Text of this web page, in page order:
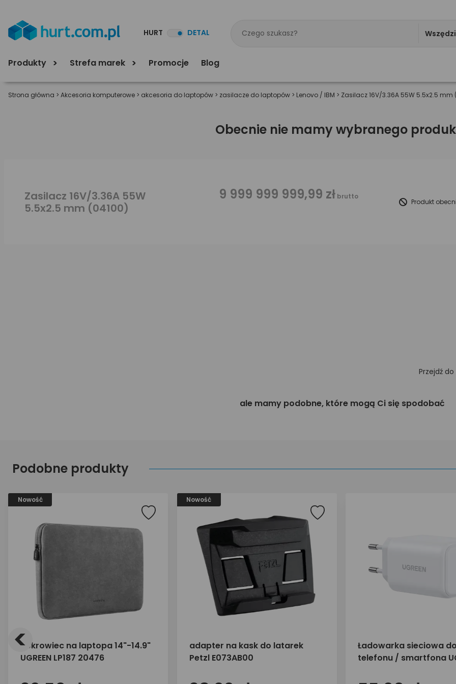
HURT DETAL
Produkty Strefa marek Promocje Blog
Strona główna > Akcesoria komputerowe > akcesoria do laptopów > zasilacze do laptopów > Lenovo / IBM > Zasilacz 16V/3.36A 55W 5.5x2.5 mm
Obecnie nie mamy wybranego
Zasilacz 16V/3.36A 55W
5.5x2.5 mm (04100)
9 999 999 999,99 zł brutto
Produkt
Przejdź do
ale mamy podobne, które mogą Ci się spodobać
Podobne produkty
Nowość
Pokrowiec na laptopa 14"-14.9"
UGREEN LP187 20476
Nowość
adapter na kask do latarek
Petzl E073AB00
Ładowarka sieciowa do
telefonu / smartfona
<